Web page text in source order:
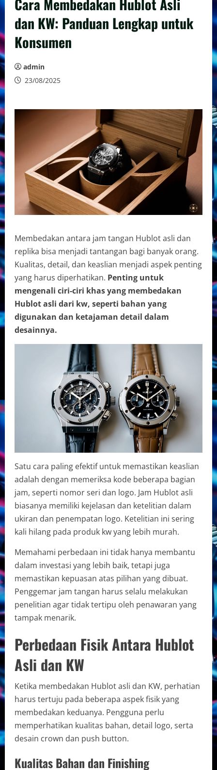
Cara Membedakan Hublot Asli
dan KW: Panduan Lengkap untuk
Konsumen
admin
23/08/2025
Membedakan antara jam tangan Hublot asli dan
replika bisa menjadi tantangan bagi banyak orang.
Kualitas, detail, dan keaslian menjadi aspek penting
yang harus diperhatikan. Penting untuk
mengenali ciri-ciri khas yang membedakan
Hublot asli dari kw, seperti bahan yang
digunakan dan ketajaman detail dalam
desainnya.
Satu cara paling efektif untuk memastikan keaslian
adalah dengan memeriksa kode beberapa bagian
jam, seperti nomor seri dan logo. Jam Hublot asli
biasanya memiliki kejelasan dan ketelitian dalam
ukiran dan penempatan logo. Ketelitian ini sering
kali hilang pada produk kw yang lebih murah.
Memahami perbedaan ini tidak hanya membantu
dalam investasi yang lebih baik, tetapi juga
memastikan kepuasan atas pilihan yang dibuat.
Penggemar jam tangan harus selalu melakukan
penelitian agar tidak tertipu oleh penawaran yang
tampak menarik.
Perbedaan Fisik Antara Hublot
Asli dan KW
Ketika membedakan Hublot asli dan KW, perhatian
harus tertuju pada beberapa aspek fisik yang
membedakan keduanya. Pengguna perlu
memperhatikan kualitas bahan, detail logo, serta
desain crown dan push button.
Kualitas Bahan dan Finishing